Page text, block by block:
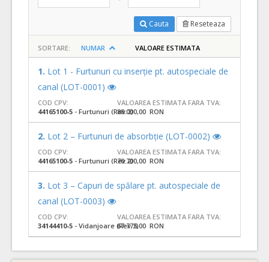
Cauta Reseteaza
SORTARE: NUMAR VALOARE ESTIMATA
1. Lot 1 - Furtunuri cu inserție pt. autospeciale de
canal (LOT-0001)
COD CPV:
44165100-5 - Furtunuri (Rev.2)
VALOAREA ESTIMATA FARA TVA:
88.000,00 RON
2. Lot 2 – Furtunuri de absorbție (LOT-0002)
COD CPV:
44165100-5 - Furtunuri (Rev.2)
VALOAREA ESTIMATA FARA TVA:
70.700,00 RON
3. Lot 3 – Capuri de spălare pt. autospeciale de
canal (LOT-0003)
COD CPV:
34144410-5 - Vidanjoare (Rev.2)
VALOAREA ESTIMATA FARA TVA:
67.775,00 RON